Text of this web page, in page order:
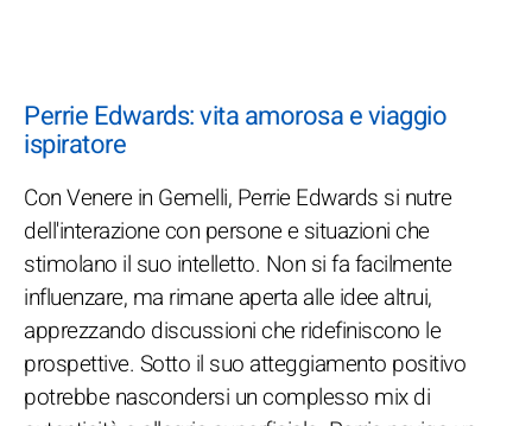
Perrie Edwards: vita amorosa e viaggio
ispiratore
Con Venere in Gemelli, Perrie Edwards si nutre
dell'interazione con persone e situazioni che
stimolano il suo intelletto. Non si fa facilmente
influenzare, ma rimane aperta alle idee altrui,
apprezzando discussioni che ridefiniscono le
prospettive. Sotto il suo atteggiamento positivo
potrebbe nascondersi un complesso mix di